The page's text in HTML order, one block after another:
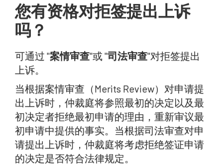
您有资格对拒签提出上诉
吗？
可通过 "案情审查"或 "司法审查"对拒签提出
上诉。
当根据案情审查（Merits Review）对申请提
出上诉时，仲裁庭将参照最初的决定以及最
初决定者拒绝最初申请的理由，重新审议最
初申请中提供的事实。当根据司法审查对申
请提出上诉时，仲裁庭将考虑拒绝签证申请
的决定是否符合法律规定。